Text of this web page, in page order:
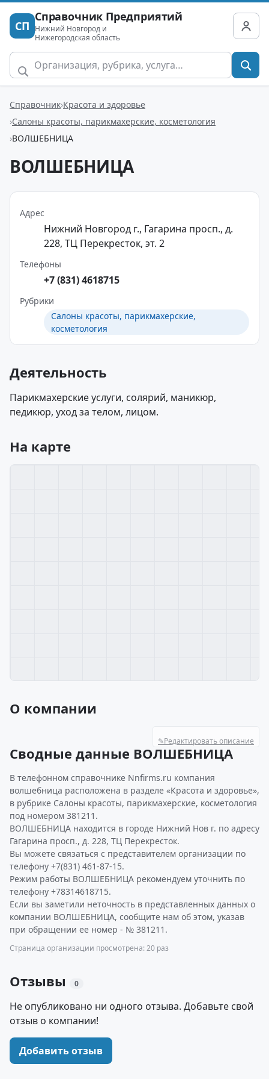
СП
Справочник Предприятий
Нижний Новгород и
Нижегородская область
Справочник Красота и здоровье
Салоны красоты, парикмахерские, косметология
ВОЛШЕБНИЦА
ВОЛШЕБНИЦА
Адрес
Нижний Новгород г., Гагарина просп., д.
228, ТЦ Перекресток, эт. 2
Телефоны
+7 (831) 4618715
Рубрики
Салоны красоты, парикмахерские,
косметология
Деятельность
Парикмахерские услуги, солярий, маникюр,
педикюр, уход за телом, лицом.
На карте
О компании
✎Редактировать описание
Сводные данные ВОЛШЕБНИЦА
В телефонном справочнике Nnfirms.ru компания
волшебница расположена в разделе «Красота и здоровье»,
в рубрике Салоны красоты, парикмахерские, косметология
под номером 381211.
ВОЛШЕБНИЦА находится в городе Нижний Нов г. по адресу
Гагарина просп., д. 228, ТЦ Перекресток.
Вы можете связаться с представителем организации по
телефону +7(831) 461-87-15.
Режим работы ВОЛШЕБНИЦА рекомендуем уточнить по
телефону +78314618715.
Если вы заметили неточность в представленных данных о
компании ВОЛШЕБНИЦА, сообщите нам об этом, указав
при обращении ее номер - № 381211.
Страница организации просмотрена: 20 раз
Отзывы 0
Не опубликовано ни одного отзыва. Добавьте свой
отзыв о компании!
Добавить отзыв